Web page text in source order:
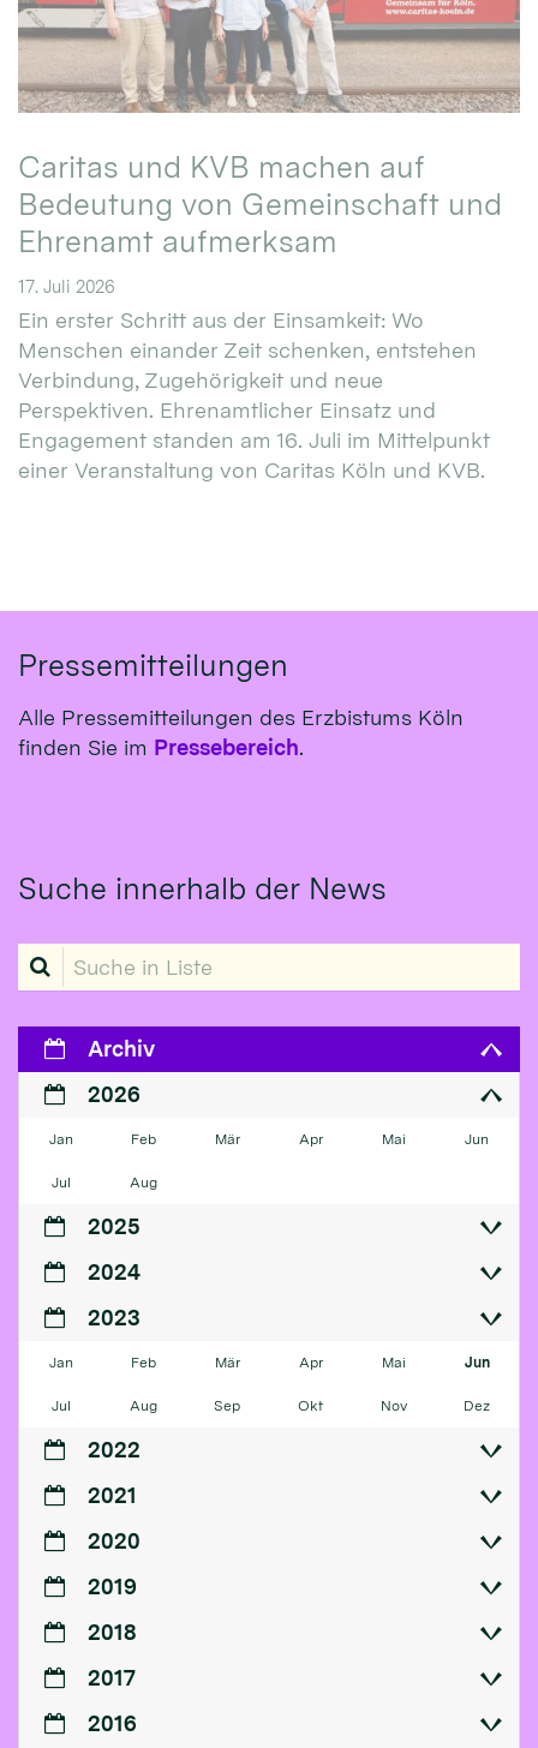
Caritas und KVB machen auf
Bedeutung von Gemeinschaft und
Ehrenamt aufmerksam
17. Juli 2026
Ein erster Schritt aus der Einsamkeit: Wo
Menschen einander Zeit schenken, entstehen
Verbindung, Zugehörigkeit und neue
Perspektiven. Ehrenamtlicher Einsatz und
Engagement standen am 16. Juli im Mittelpunkt
einer Veranstaltung von Caritas Köln und KVB.
Pressemitteilungen
Alle Pressemitteilungen des Erzbistums Köln
finden Sie im Pressebereich.
Suche innerhalb der News
Suche in Liste
Archiv
2026
Jan Feb Mär Apr Mai Jun
Jul Aug
2025
2024
2023
Jan Feb Mär Apr Mai Jun
Jul Aug Sep Okt Nov Dez
2022
2021
2020
2019
2018
2017
2016